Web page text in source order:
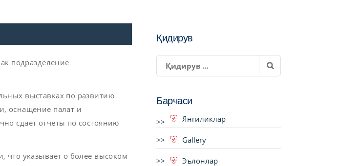
подразделение
выставках по развитию
оснащение палат и
сдает отчеты по состоянию
что указывает о более высоком
Қидирув
Барчаси
Янгиликлар
Gallery
Эълонлар